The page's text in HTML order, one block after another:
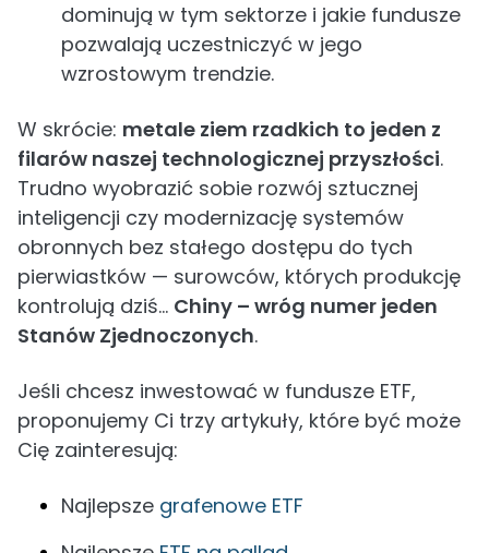
dominują w tym sektorze i jakie fundusze
pozwalają uczestniczyć w jego
wzrostowym trendzie.
W skrócie: metale ziem rzadkich to jeden z
filarów naszej technologicznej przyszłości.
Trudno wyobrazić sobie rozwój sztucznej
inteligencji czy modernizację systemów
obronnych bez stałego dostępu do tych
pierwiastków — surowców, których produkcję
kontrolują dziś… Chiny – wróg numer jeden
Stanów Zjednoczonych.
Jeśli chcesz inwestować w fundusze ETF,
proponujemy Ci trzy artykuły, które być może
Cię zainteresują:
Najlepsze grafenowe ETF